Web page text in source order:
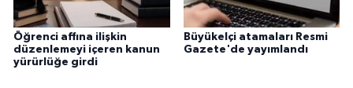
Öğrenci affına ilişkin
düzenlemeyi içeren kanun
yürürlüğe girdi
Büyükelçi atamaları Resmi
Gazete'de yayımlandı